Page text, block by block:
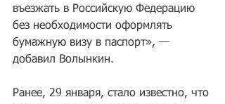
въезжать в Российскую Федерацию
без необходимости оформлять
бумажную визу в паспорт», —
добавил Волынкин.
Ранее, 29 января, стало известно, что